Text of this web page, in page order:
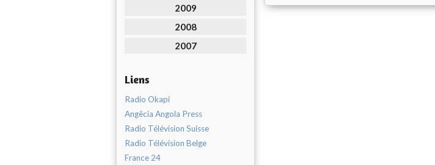
2009
2008
2007
Liens
Radio Okapi
Angêcia Angola Press
Radio Télévision Suisse
Radio Télévision Belge
France 24